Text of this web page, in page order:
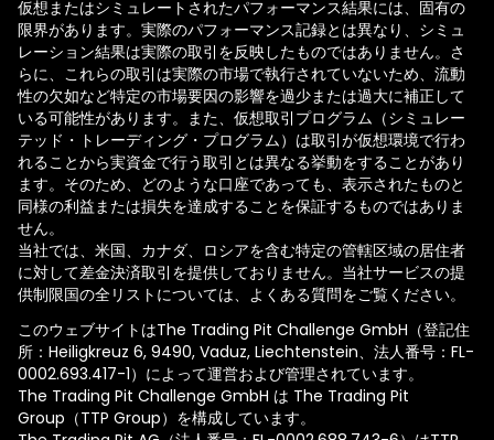
仮想またはシミュレートされたパフォーマンス結果には、固有の
限界があります。実際のパフォーマンス記録とは異なり、シミュ
レーション結果は実際の取引を反映したものではありません。さ
らに、これらの取引は実際の市場で執行されていないため、流動
性の欠如など特定の市場要因の影響を過少または過大に補正して
いる可能性があります。また、仮想取引プログラム（シミュレー
テッド・トレーディング・プログラム）は取引が仮想環境で行わ
れることから実資金で行う取引とは異なる挙動をすることがあり
ます。そのため、どのような口座であっても、表示されたものと
同様の利益または損失を達成することを保証するものではありま
せん。
当社では、米国、カナダ、ロシアを含む特定の管轄区域の居住者
に対して差金決済取引を提供しておりません。当社サービスの提
供制限国の全リストについては、よくある質問をご覧ください。
このウェブサイトはThe Trading Pit Challenge GmbH（登記住
所：Heiligkreuz 6, 9490, Vaduz, Liechtenstein、法人番号：FL-
0002.693.417-1）によって運営および管理されています。
The Trading Pit Challenge GmbH は The Trading Pit
Group（TTP Group）を構成しています。